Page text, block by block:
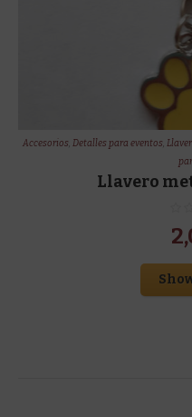
Accesorios, Detalles para eventos,
Llavero